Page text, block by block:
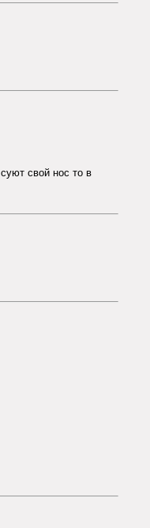
свой нос то в